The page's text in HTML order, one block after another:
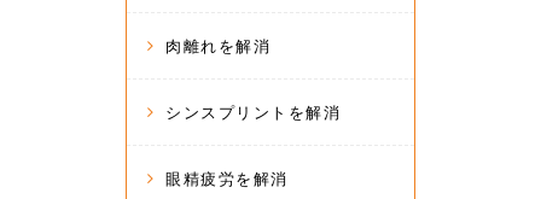
肉離れを解消
シンスプリントを解消
眼精疲労を解消